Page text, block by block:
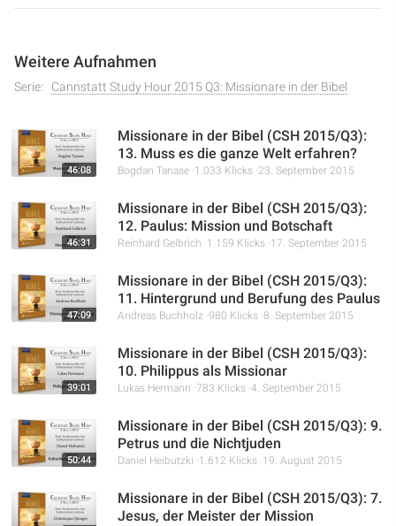
Menschen, die sich an die Welt angepasst haben, seinen
Plan zum Guten wenden kann. Die Serie betont die
Krisenzeiten, und zeigt auf, wie Gott auch „Laodizea-
Christen“ für seine Zwecke gebrauchen kann.
Weitere Aufnahmen
Serie: Cannstatt Study Hour 2015 Q3: Missionare in der Bibel
46:08
Missionare in der Bibel (CSH 2015/Q3):
13. Muss es die ganze Welt erfahren?
Bogdan Tanase 1.033 Klicks 23. September 2015
46:31
Missionare in der Bibel (CSH 2015/Q3):
12. Paulus: Mission und Botschaft
Reinhard Gelbrich 1.159 Klicks 17. September 2015
47:09
Missionare in der Bibel (CSH 2015/Q3):
11. Hintergrund und Berufung des Paulus
Andreas Buchholz 980 Klicks 8. September 2015
39:01
Missionare in der Bibel (CSH 2015/Q3):
10. Philippus als Missionar
Lukas Hermann 783 Klicks 4. September 2015
50:44
Missionare in der Bibel (CSH 2015/Q3): 9.
Petrus und die Nichtjuden
Daniel Heibutzki 1.612 Klicks 19. August 2015
Missionare in der Bibel (CSH 2015/Q3): 7.
Jesus, der Meister der Mission